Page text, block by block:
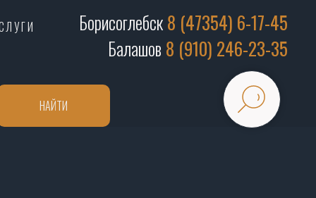
Борисоглебск8 (47354) 6-17-45
Балашов 8 (910) 246-23-35
НАЙТИ